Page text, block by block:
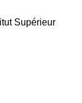
Supérieur